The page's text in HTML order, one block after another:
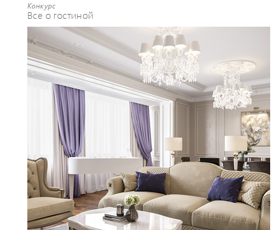
Конкурс
Все о гостиной